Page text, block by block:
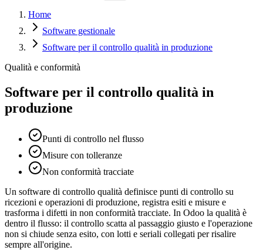
Home
Software gestionale
Software per il controllo qualità in produzione
Qualità e conformità
Software per il controllo qualità in
produzione
Punti di controllo nel flusso
Misure con tolleranze
Non conformità tracciate
Un software di controllo qualità definisce punti di controllo su
ricezioni e operazioni di produzione, registra esiti e misure e
trasforma i difetti in non conformità tracciate. In Odoo la qualità è
dentro il flusso: il controllo scatta al passaggio giusto e l'operazione
non si chiude senza esito, con lotti e seriali collegati per risalire
sempre all'origine.